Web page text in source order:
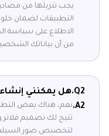
يجب تنزيلها من
التطبيقات لضمان
الاطلاع على سياسة
من أن بياناتك
Q2. هل يمكنني
A2.
تتيح لك تصميم
لتخصيص صور